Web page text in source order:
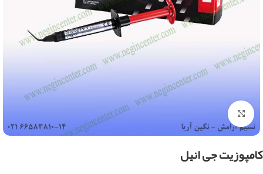
بزرگنمایی تصویر
کامپوزیت جی انیل